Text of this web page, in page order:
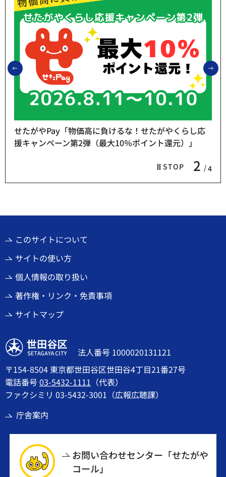
前のスライドを表示
STOP 2 4
せたがやPay「物価高に負けるな！せたがやくらし応
援キャンペーン第2弾（最大10％ポイント還元）」
このサイトについて
サイトの使い方
個人情報の取り扱い
著作権・リンク・免責事項
サイトマップ
世田谷区
法人番号 1000020131121
〒154-8504 東京都世田谷区世田谷4丁目21番27号
電話番号03-5432-1111 （代表）
ファクシミリ 03-5432-3001（広報広聴課）
庁舎案内
お問い合わせセンター「せたがや
コール」